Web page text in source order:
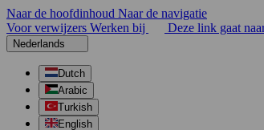
Naar de hoofdinhoud Naar de navigatie
Voor verwijzers Werken bij Deze link gaat
Nederlands
Dutch
Arabic
Turkish
English